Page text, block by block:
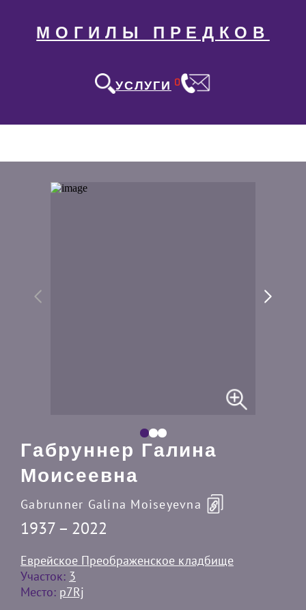
МОГИЛЫ ПРЕДКОВ
УСЛУГИ 0
Габруннер Галина
Моисеевна
Gabrunner Galina Moiseyevna
1937 – 2022
Еврейское Преображенское кладбище
Участок: 3
Место: p7Rj